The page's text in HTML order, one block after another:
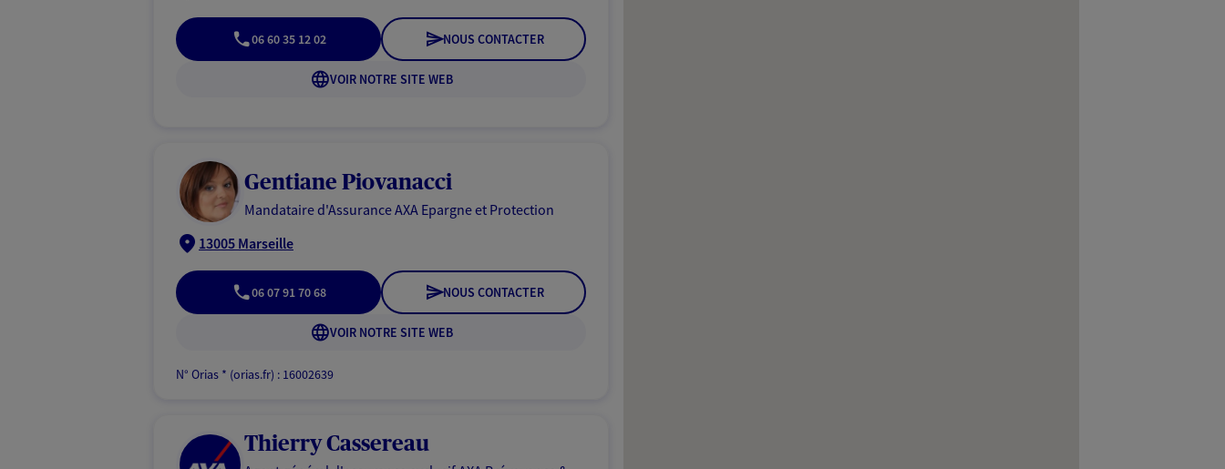
06 60 35 12 02 NOUS CONTACTER
VOIR NOTRE SITE WEB
Gentiane Piovanacci
Mandataire d'Assurance AXA Epargne et Protection
13005 Marseille
06 07 91 70 68 NOUS CONTACTER
VOIR NOTRE SITE WEB
N° Orias * (orias.fr) : 16002639
Thierry Cassereau